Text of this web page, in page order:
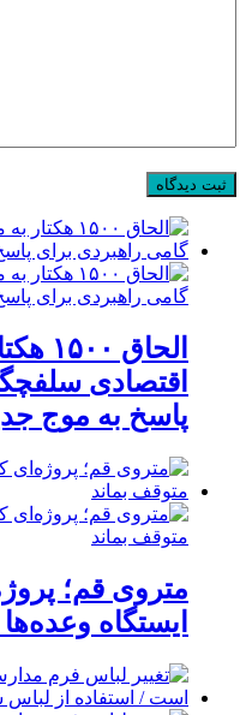
اقتصادی
پاسخ به موج
متروی قم؛
ایستگاه